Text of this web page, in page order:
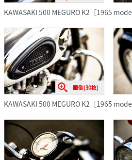
KAWASAKI 500 MEGURO K2［1965 model
画像(30枚)
KAWASAKI 500 MEGURO K2［1965 model